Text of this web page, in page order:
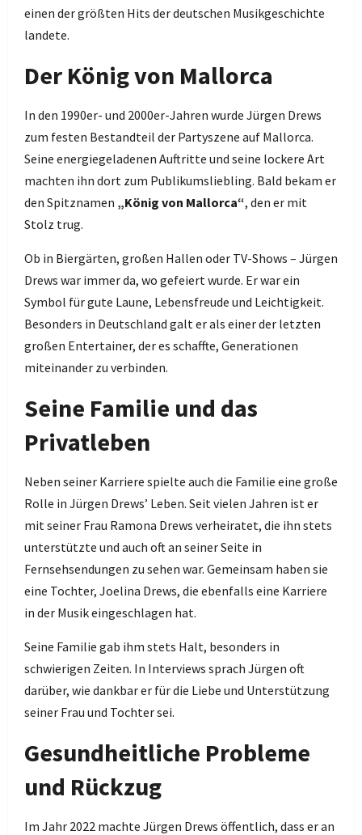
einen der größten Hits der deutschen Musikgeschichte
landete.
Der König von Mallorca
In den 1990er- und 2000er-Jahren wurde Jürgen Drews
zum festen Bestandteil der Partyszene auf Mallorca.
Seine energiegeladenen Auftritte und seine lockere Art
machten ihn dort zum Publikumsliebling. Bald bekam er
den Spitznamen „König von Mallorca“, den er mit
Stolz trug.
Ob in Biergärten, großen Hallen oder TV-Shows – Jürgen
Drews war immer da, wo gefeiert wurde. Er war ein
Symbol für gute Laune, Lebensfreude und Leichtigkeit.
Besonders in Deutschland galt er als einer der letzten
großen Entertainer, der es schaffte, Generationen
miteinander zu verbinden.
Seine Familie und das
Privatleben
Neben seiner Karriere spielte auch die Familie eine große
Rolle in Jürgen Drews’ Leben. Seit vielen Jahren ist er
mit seiner Frau Ramona Drews verheiratet, die ihn stets
unterstützte und auch oft an seiner Seite in
Fernsehsendungen zu sehen war. Gemeinsam haben sie
eine Tochter, Joelina Drews, die ebenfalls eine Karriere
in der Musik eingeschlagen hat.
Seine Familie gab ihm stets Halt, besonders in
schwierigen Zeiten. In Interviews sprach Jürgen oft
darüber, wie dankbar er für die Liebe und Unterstützung
seiner Frau und Tochter sei.
Gesundheitliche Probleme
und Rückzug
Im Jahr 2022 machte Jürgen Drews öffentlich, dass er an